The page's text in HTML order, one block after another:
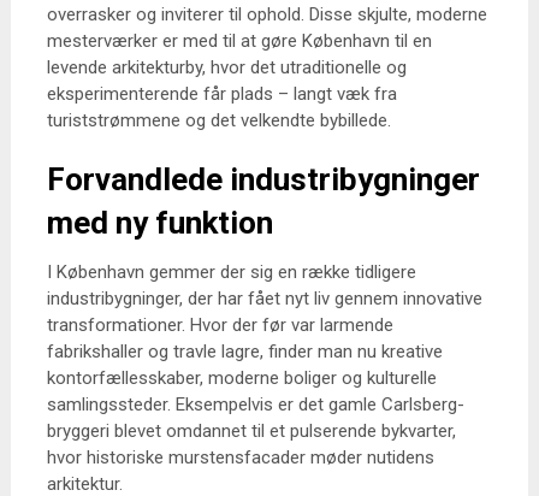
overrasker og inviterer til ophold. Disse skjulte, moderne
mesterværker er med til at gøre København til en
levende arkitekturby, hvor det utraditionelle og
eksperimenterende får plads – langt væk fra
turiststrømmene og det velkendte bybillede.
Forvandlede industribygninger
med ny funktion
I København gemmer der sig en række tidligere
industribygninger, der har fået nyt liv gennem innovative
transformationer. Hvor der før var larmende
fabrikshaller og travle lagre, finder man nu kreative
kontorfællesskaber, moderne boliger og kulturelle
samlingssteder. Eksempelvis er det gamle Carlsberg-
bryggeri blevet omdannet til et pulserende bykvarter,
hvor historiske murstensfacader møder nutidens
arkitektur.